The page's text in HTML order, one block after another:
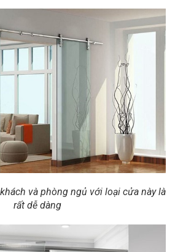
và phòng ngủ với loại cửa này là
rất dễ dàng